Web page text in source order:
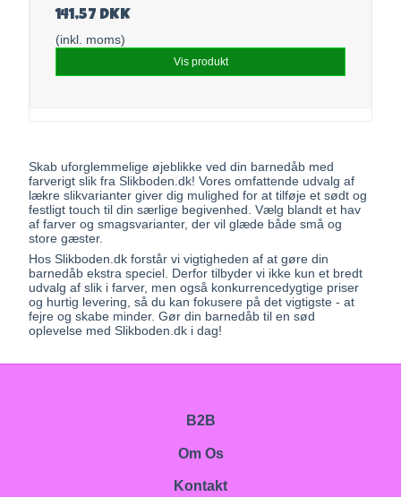
141,57 DKK
(inkl. moms)
Vis produkt
Skab uforglemmelige øjeblikke ved din barnedåb med
farverigt slik fra Slikboden.dk! Vores omfattende udvalg af
lækre slikvarianter giver dig mulighed for at tilføje et sødt og
festligt touch til din særlige begivenhed. Vælg blandt et hav
af farver og smagsvarianter, der vil glæde både små og
store gæster.
Hos Slikboden.dk forstår vi vigtigheden af at gøre din
barnedåb ekstra speciel. Derfor tilbyder vi ikke kun et bredt
udvalg af slik i farver, men også konkurrencedygtige priser
og hurtig levering, så du kan fokusere på det vigtigste - at
fejre og skabe minder. Gør din barnedåb til en sød
oplevelse med Slikboden.dk i dag!
B2B
Om Os
Kontakt